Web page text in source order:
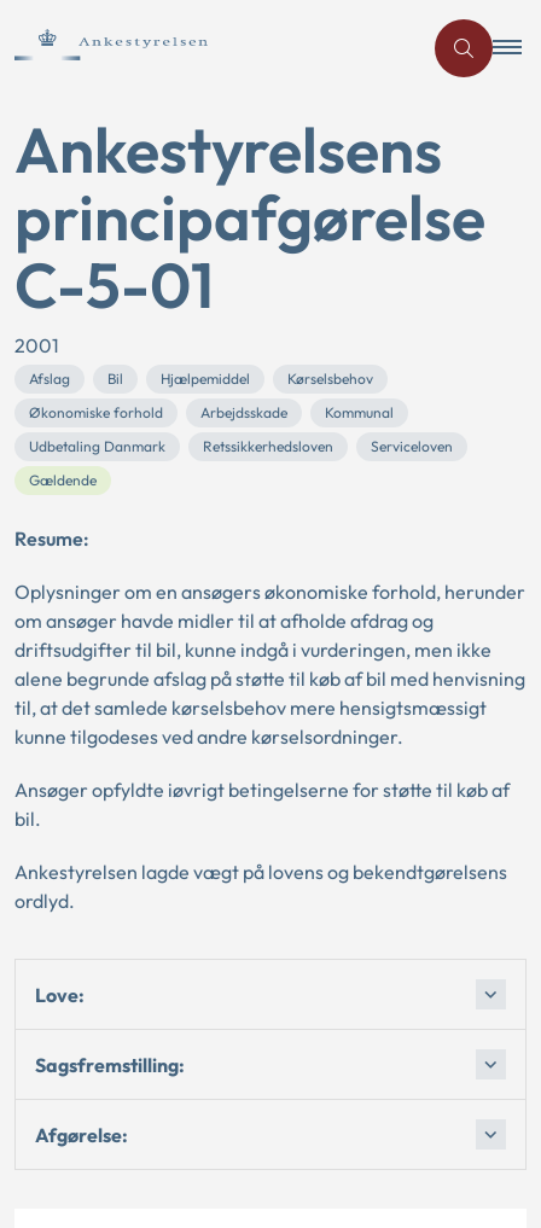
Ankestyrelsens
principafgørelse
C-5-01
2001
Afslag Bil Hjælpemiddel
Kørselsbehov
Økonomiske forhold
Arbejdsskade
Kommunal
Udbetaling Danmark
Retssikkerhedsloven
Serviceloven
Gældende
Resume:
Oplysninger om en ansøgers økonomiske forhold, herunder
om ansøger havde midler til at afholde afdrag og
driftsudgifter til bil, kunne indgå i vurderingen, men ikke
alene begrunde afslag på støtte til køb af bil med henvisning
til, at det samlede kørselsbehov mere hensigtsmæssigt
kunne tilgodeses ved andre kørselsordninger.
Ansøger opfyldte iøvrigt betingelserne for støtte til køb af
bil.
Ankestyrelsen lagde vægt på lovens og bekendtgørelsens
ordlyd.
Love:
Sagsfremstilling:
Afgørelse: